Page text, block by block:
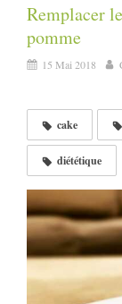
Remplacer
pomme
15 Mai 2018
cake
diététique